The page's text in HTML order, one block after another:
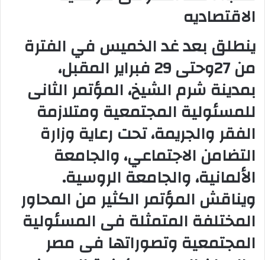
د
ل
ك
ت
ر
ن
ي
الاقتصاديه
ينطلق بعد غد الخميس في الفترة
من 27وحتى 29 فبراير المقبل،
بمدينة شرم الشيخ، المؤتمر الثانى
للمسئولية المجتمعية ومتلازمة
الفقر والجريمة، تحت رعاية وزارة
التضامن الاجتماعي، والجامعة
الألمانية، والجامعة الروسية.
ويناقش المؤتمر الكثير من المحاور
المختلفة المتمثلة فى المسئولية
المجتمعية وتصوراتها فى مصر